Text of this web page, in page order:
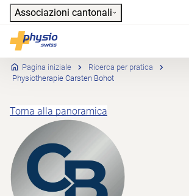
Header
Associazioni cantonali
Physioswiss
Navigazione principale
Pagina iniziale
Ricerca per pratica
Physiotherapie Carsten Bohot
Torna alla panoramica